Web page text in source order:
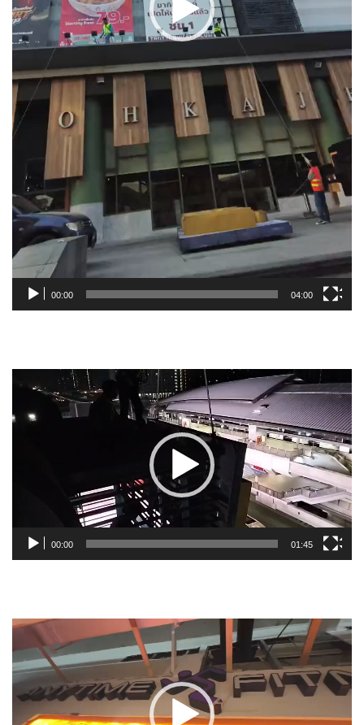
00:00 04:00
Player
00:00 01:45
Video
Player